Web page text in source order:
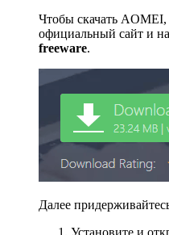
Чтобы скачать AOMEI,
официальный сайт и
freeware.
Далее